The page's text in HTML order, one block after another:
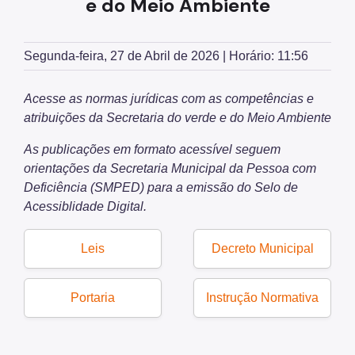
Parques Urbanos
Unidades de Conservação
Trilha Interparques
Viveiros Municipais
Educação Ambiental UMAPAZ
Planetários
Planejamento Ambiental
e do Meio Ambiente
Segunda-feira, 27 de Abril de 2026 | Horário: 11:56
Acesse as normas jurídicas com as competências e
atribuições da Secretaria do verde e do Meio Ambiente
As publicações em formato acessível seguem
orientações da Secretaria Municipal da Pessoa com
Deficiência (SMPED) para a emissão do Selo de
Acessiblidade Digital.
Leis Decreto Municipal
Portaria Instrução Normativa